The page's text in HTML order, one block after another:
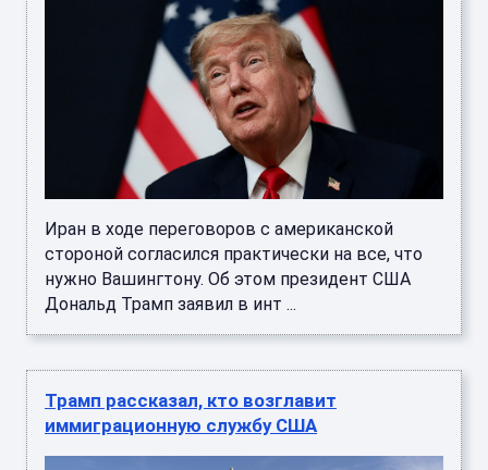
Иран в ходе переговоров с американской
стороной согласился практически на все, что
нужно Вашингтону. Об этом президент США
Дональд Трамп заявил в инт ...
Трамп рассказал, кто возглавит
иммиграционную службу США